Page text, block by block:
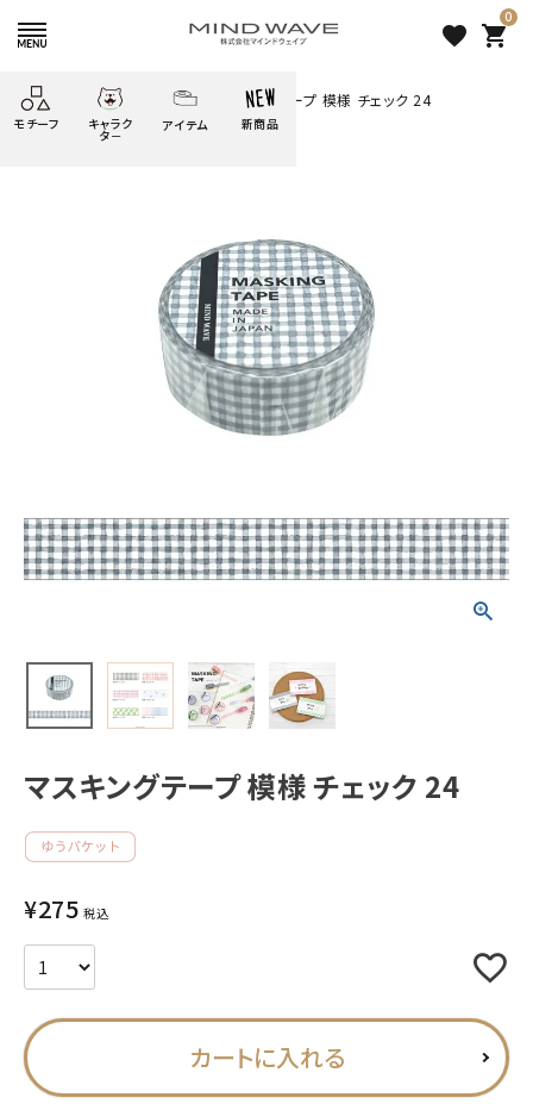
favorite
0
shopping_cart
モチーフ キャラク
タ－
ぴよこ豆
うさぎの
ムーちゃん
だっとちゃん ばいばいべあ
ようこそ
かわうそ
ゆるあにまる
アイテム
ふせん
文具小物 筆記用具等
雑貨
新商品
ク 24
275 円（税込）
人気商品から探す
モチーフから探す
キャラクターから探す
アイテムから探す
INFORMATION
お知らせ
ご利用ガイド
よくあるご質問
HOME すべての商品 マスキングテープ 模様 チェック 24
マスキングテープ 模様 チェック 24
¥275 税込
カートに入れる